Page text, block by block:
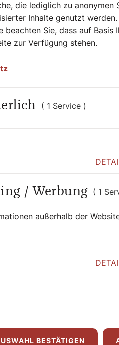
die lediglich zu
Inhalte genutzt
beachten Sie, dass auf
zur Verfügung stehen.
( 1 Service )
/ Werbung ( 1
außerhalb der
BESTÄTIGEN